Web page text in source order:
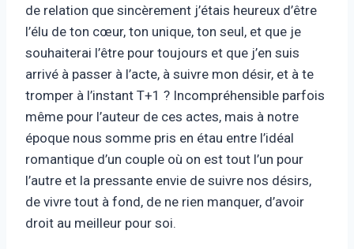
de relation que sincèrement j’étais heureux d’être
l’élu de ton cœur, ton unique, ton seul, et que je
souhaiterai l’être pour toujours et que j’en suis
arrivé à passer à l’acte, à suivre mon désir, et à te
tromper à l’instant T+1 ? Incompréhensible parfois
même pour l’auteur de ces actes, mais à notre
époque nous somme pris en étau entre l’idéal
romantique d’un couple où on est tout l’un pour
l’autre et la pressante envie de suivre nos désirs,
de vivre tout à fond, de ne rien manquer, d’avoir
droit au meilleur pour soi.